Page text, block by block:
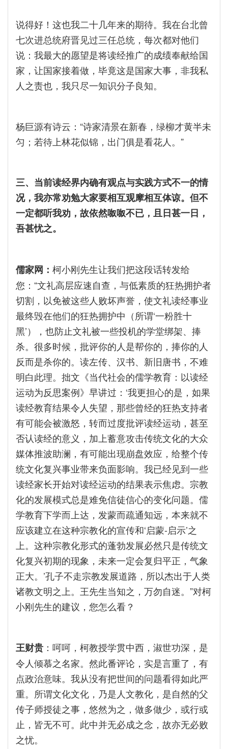
说得好！这也我二十几年来的期待。我在台北曾
七次进总统府晋见过三任总统，每次都对他们
说：我最大的愿望是将读经推广的成绩奉献给国
家，让国家接着做，毕竟这是国家大事，非我私
人之责也，我只尽一知识分子良知。
杨巨源有诗云：“诗家清景在新春，绿柳才黄半未
匀；若待上林花似锦，出门俱是看花人。”
三、当前读经界内确有观点与实践方式不一的情
况，我亦常劝勉大家要相互观摩相互体谅。但不
一定都听我劝，故依然呶呶不已，且日甚一日，
吾甚忧之。
儒家网： 柯小刚先生让我们把这段话转发给
您：“文礼高层应速自查，与低素质的狂热拥护者
切割，以免被这些人败坏声誉，使文礼读经事业
最终毁在他们的狂热拥护中（所谓‘一粉胜十
黑’），也防止文礼被一些投机的学堂绑架、捧
杀。很多时候，批评你的人是帮你的，捧你的人
反而是杀你的。读左传、汉书、新旧唐书，不难
明白此理。拙文《当代社会的儒学教育：以读经
运动为反思案例》早讲过：‘我更担心的是，如果
读经教育结果令人失望，那些曾经的狂热支持者
有可能会被激怒，转而过度批评读经运动，甚至
否认读经的意义，加上蓄意攻击传统文化的大众
媒体推波助澜，有可能出现崩盘效应，给整个传
统文化复兴事业带来负面影响。我已经见到一些
读经家长开始对读经运动的结果表示焦虑。宗教
化的发展模式总是难免信徒信心的变化问题。儒
学教育下学而上达，发蒙而疏通知远，本来就不
应该建立在这种宗教化的宣传和‘启蒙-启示’之
上。这种宗教化形式的蓬勃发展必然只是传统文
化复兴初期的现象，未来一定会复归平正，气象
正大。’孔子不走宗教发展道路，所以杰出于人类
诸教文明之上。王先生当知之，万勿自迷。”对柯
小刚先生的建议，您怎么看？
王财贵 ：呵呵，柯教授学贯中西，淑世功深，是
令人倾慕之名家。然此番评论，实是言重了，有
点政治意味。我从没有把世间的问题看得如此严
重。所谓文化文化，乃是人文教化，是自然的父
传子师授徒之事，悠然为之，做多做少，或行或
止，皆无不可。此中并无必成之念，故亦无必败
之忧。